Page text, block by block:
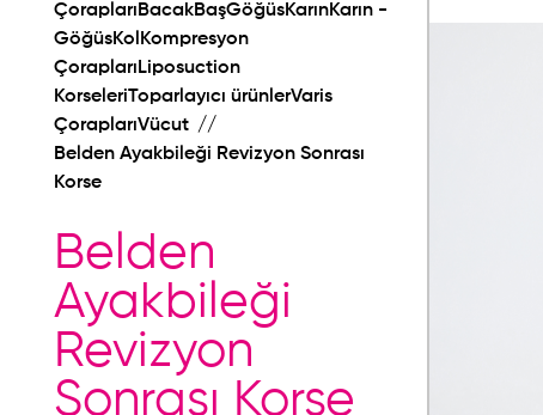
ÇoraplarıBacakBaşGöğüsKarınKarın -
GöğüsKolKompresyon
ÇoraplarıLiposuction
KorseleriToparlayıcı ürünlerVaris
ÇoraplarıVücut
Belden Ayakbileği Revizyon Sonrası
Korse
Belden
Ayakbileği
Revizyon
Sonrası Korse